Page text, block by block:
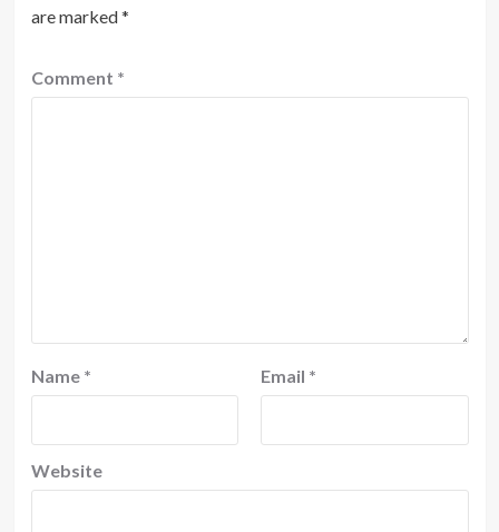
are marked*
Comment *
Name * Email *
Website